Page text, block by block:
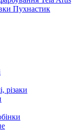
Пухнастик
різаки